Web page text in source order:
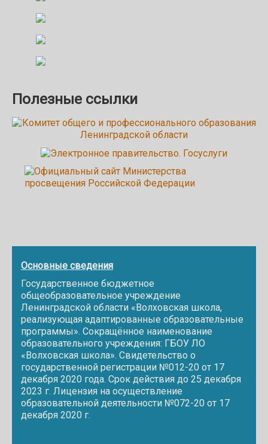
Полезные ссылки
Основные сведения
Государственное бюджетное
общеобразовательное учреждение
Ленинградской области «Волховская школа,
реализующая адаптированные образовательные
программы». Сокращённое наименование
образовательного учреждения: ГБОУ ЛО
«Волховская школа». Свидетельство о
государственной регистрации №012-20 от 17
декабря 2020 года. Срок действия до 25 декабря
2023 г. Лицензия на осуществление
образовательной деятельности №072-20 от 17
декабря 2020 г.